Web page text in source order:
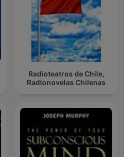
Radioteatros de Chile,
Radionovelas Chilenas